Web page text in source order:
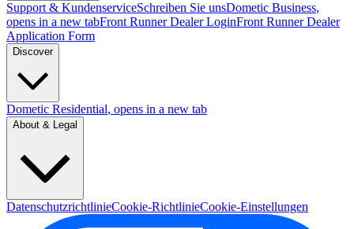
Support & KundenserviceSchreiben Sie unsDometic Business,
opens in a new tabFront Runner Dealer LoginFront Runner Dealer
Application Form
Discover
Dometic Residential, opens in a new tab
About & Legal
DatenschutzrichtlinieCookie-RichtlinieCookie-Einstellungen